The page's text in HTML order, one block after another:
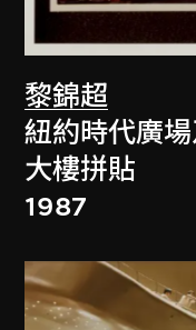
黎錦超
紐約時代廣
大樓拼貼
1987